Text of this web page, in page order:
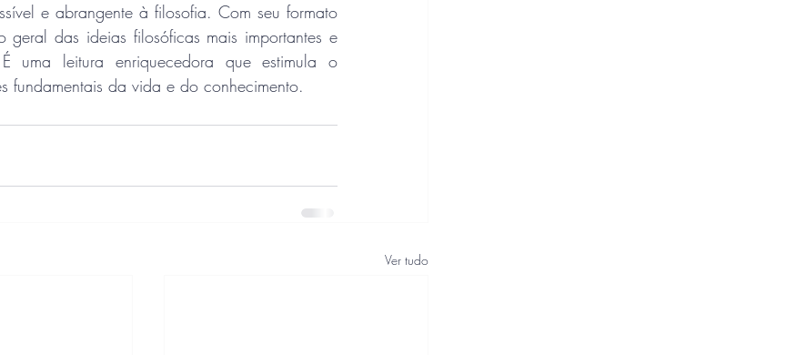
e abrangente à filosofia. Com seu formato
das ideias filosóficas mais importantes e
uma leitura enriquecedora que estimula o
fundamentais da vida e do conhecimento.
Ver tudo